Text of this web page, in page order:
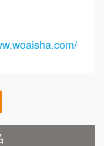
200萬~400萬